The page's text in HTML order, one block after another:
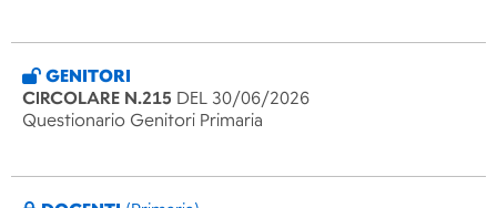
GENITORI
CIRCOLARE N.215 DEL 30/06/2026
Questionario Genitori Primaria